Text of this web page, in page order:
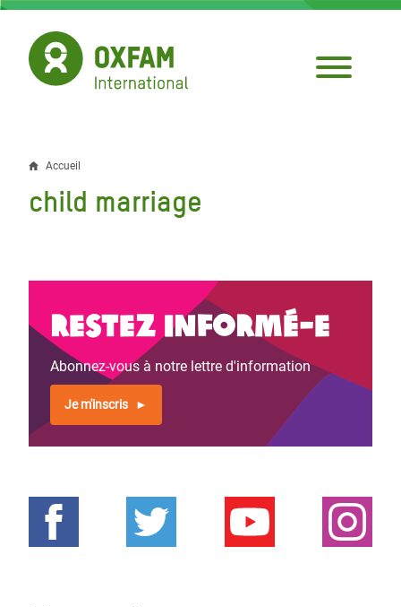
Aller
contenu
principal
Fil
d'Ariane
Accueil
child marriage
Restez informé-e
Abonnez-vous à notre lettre d'information
Je m'inscris